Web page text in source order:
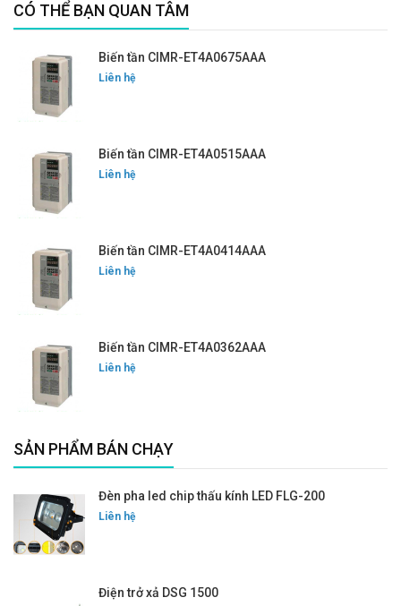
CÓ THỂ BẠN QUAN TÂM
Biến tần CIMR-ET4A0675AAA
Liên hệ
Biến tần CIMR-ET4A0515AAA
Liên hệ
Biến tần CIMR-ET4A0414AAA
Liên hệ
Biến tần CIMR-ET4A0362AAA
Liên hệ
SẢN PHẨM BÁN CHẠY
Đèn pha led chip thấu kính LED FLG-200
Liên hệ
Điện trở xả DSG 1500